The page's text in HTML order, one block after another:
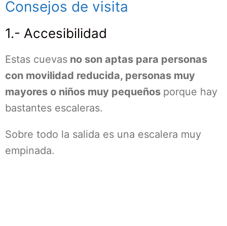
Consejos de visita
1.- Accesibilidad
Estas cuevas no son aptas para personas
con movilidad reducida, personas muy
mayores o niños muy pequeños porque hay
bastantes escaleras.
Sobre todo la salida es una escalera muy
empinada.